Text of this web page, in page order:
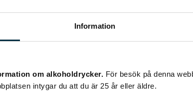
Information
om alkoholdrycker. För besök på denna
intygar du att du är 25 år eller äldre.
baka ett glutenfritt landgångsbröd med glutenfri